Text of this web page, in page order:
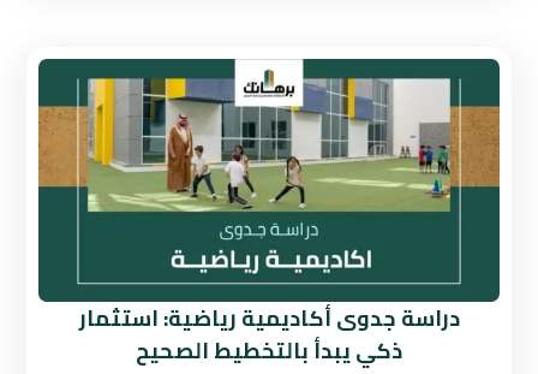
دراسة جدوى أكاديمية رياضية: استثمار
ذكي يبدأ بالتخطيط الصحيح